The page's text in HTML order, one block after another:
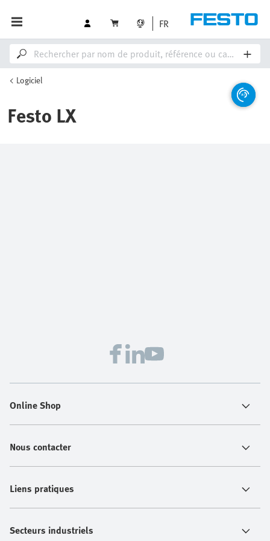
FR
Logiciel
Festo LX
Online Shop
Nous contacter
Liens pratiques
Secteurs industriels